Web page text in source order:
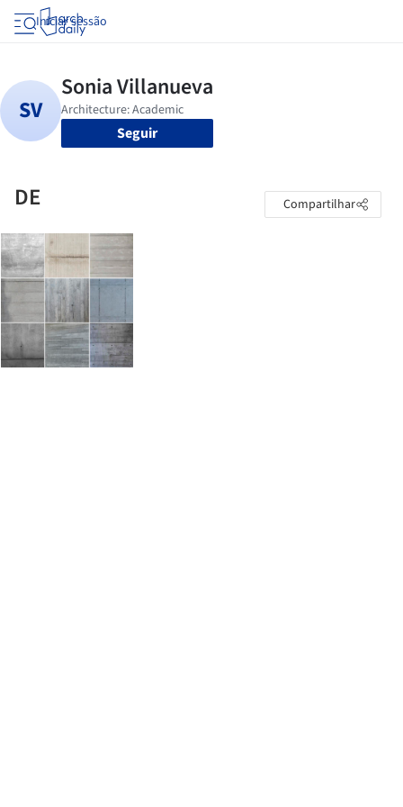
Iniciar sessão
Seguir
DE Compartilhar